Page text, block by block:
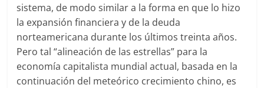
sistema, de modo similar a la forma en que lo hizo
la expansión financiera y de la deuda
norteamericana durante los últimos treinta años.
Pero tal “alineación de las estrellas” para la
economía capitalista mundial actual, basada en la
continuación del meteórico crecimiento chino, es